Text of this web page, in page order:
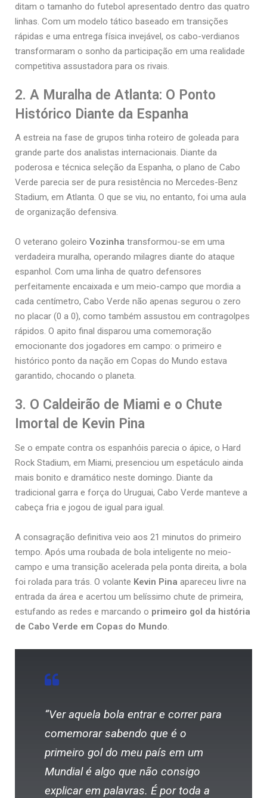
ditam o tamanho do futebol apresentado dentro das quatro
linhas. Com um modelo tático baseado em transições
rápidas e uma entrega física invejável, os cabo-verdianos
transformaram o sonho da participação em uma realidade
competitiva assustadora para os rivais.
2. A Muralha de Atlanta: O Ponto
Histórico Diante da Espanha
A estreia na fase de grupos tinha roteiro de goleada para
grande parte dos analistas internacionais. Diante da
poderosa e técnica seleção da Espanha, o plano de Cabo
Verde parecia ser de pura resistência no Mercedes-Benz
Stadium, em Atlanta. O que se viu, no entanto, foi uma aula
de organização defensiva.
O veterano goleiro Vozinha transformou-se em uma
verdadeira muralha, operando milagres diante do ataque
espanhol. Com uma linha de quatro defensores
perfeitamente encaixada e um meio-campo que mordia a
cada centímetro, Cabo Verde não apenas segurou o zero
no placar (0 a 0), como também assustou em contragolpes
rápidos. O apito final disparou uma comemoração
emocionante dos jogadores em campo: o primeiro e
histórico ponto da nação em Copas do Mundo estava
garantido, chocando o planeta.
3. O Caldeirão de Miami e o Chute
Imortal de Kevin Pina
Se o empate contra os espanhóis parecia o ápice, o Hard
Rock Stadium, em Miami, presenciou um espetáculo ainda
mais bonito e dramático neste domingo. Diante da
tradicional garra e força do Uruguai, Cabo Verde manteve a
cabeça fria e jogou de igual para igual.
A consagração definitiva veio aos 21 minutos do primeiro
tempo. Após uma roubada de bola inteligente no meio-
campo e uma transição acelerada pela ponta direita, a bola
foi rolada para trás. O volante Kevin Pina apareceu livre na
entrada da área e acertou um belíssimo chute de primeira,
estufando as redes e marcando o primeiro gol da história
de Cabo Verde em Copas do Mundo
“Ver aquela bola entrar e correr para
comemorar sabendo que é o
primeiro gol do meu país em um
Mundial é algo que não consigo
explicar em palavras. É por toda a